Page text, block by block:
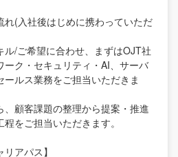
れ(入社後はじめに携わっていただ
ル/ご希望に合わせ、まずはOJT社
ーク・セキュリティ・AI、サーバ
ールス業務をご担当いただきま
、顧客課題の整理から提案・推進
程をご担当いただきます。
リアパス】